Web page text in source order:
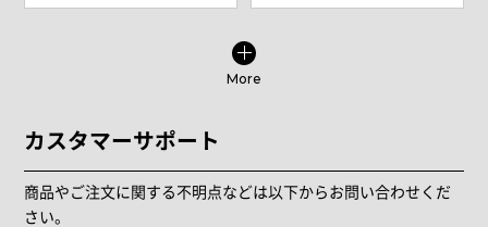
More
カスタマーサポート
商品やご注文に関する不明点などは以下からお問い合わせくだ
さい。